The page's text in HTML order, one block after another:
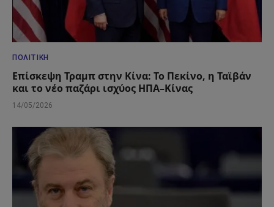
ΠΟΛΙΤΙΚΉ
Επίσκεψη Τραμπ στην Κίνα: Το Πεκίνο, η Ταϊβάν
και το νέο παζάρι ισχύος ΗΠΑ–Κίνας
14/05/2026